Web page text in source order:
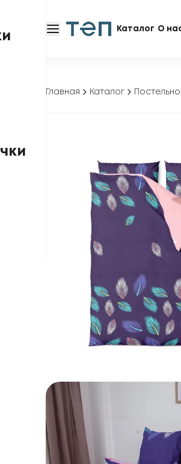
Каталог О
Главная Каталог